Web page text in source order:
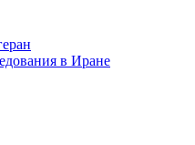
в Иране